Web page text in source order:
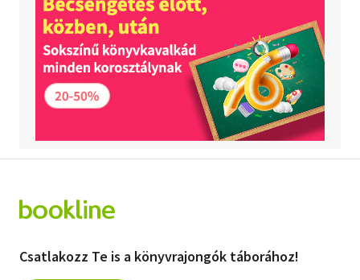
Csatlakozz Te is a könyvrajongók táborához!